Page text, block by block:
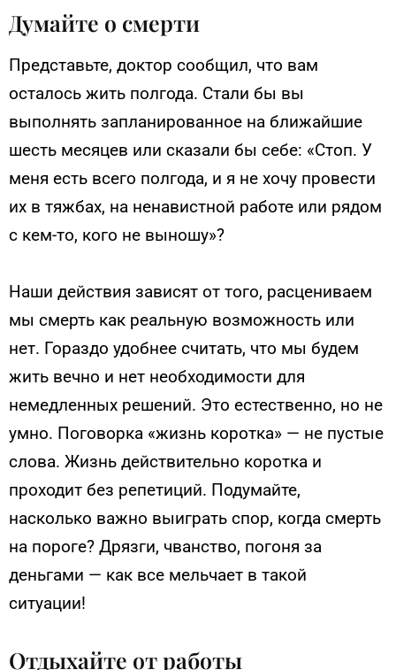
Думайте о смерти
Представьте, доктор сообщил, что вам
осталось жить полгода. Стали бы вы
выполнять запланированное на ближайшие
шесть месяцев или сказали бы себе: «Стоп. У
меня есть всего полгода, и я не хочу провести
их в тяжбах, на ненавистной работе или рядом
с кем-то, кого не выношу»?
Наши действия зависят от того, расцениваем
мы смерть как реальную возможность или
нет. Гораздо удобнее считать, что мы будем
жить вечно и нет необходимости для
немедленных решений. Это естественно, но не
умно. Поговорка «жизнь коротка» — не пустые
слова. Жизнь действительно коротка и
проходит без репетиций. Подумайте,
насколько важно выиграть спор, когда смерть
на пороге? Дрязги, чванство, погоня за
деньгами — как все мельчает в такой
ситуации!
Отдыхайте от работы